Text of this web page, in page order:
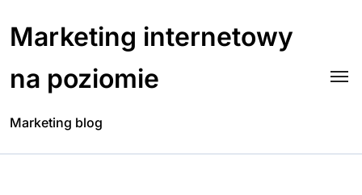
content
Marketing internetowy
na poziomie
Marketing blog